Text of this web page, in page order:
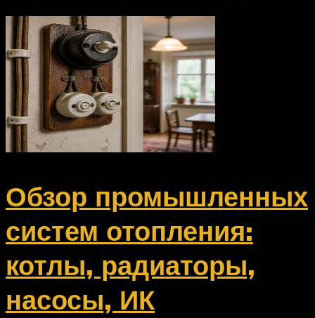
Обзор промышленных
систем отопления:
котлы, радиаторы,
насосы, ИК